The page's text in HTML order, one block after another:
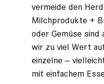
vermeide den
Milchprodukte +
oder Gemüse sind
wir zu viel Wert
einzelne --
mit einfachem